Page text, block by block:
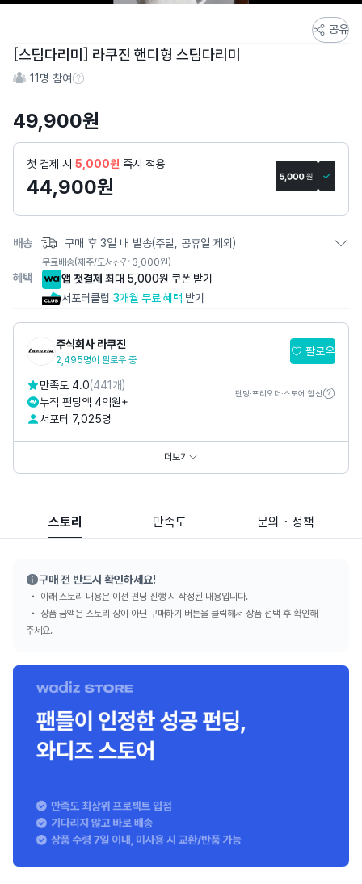
토
어
스
리
상
지
공유
[스팀다리미] 라쿠진 핸디형 스팀다리미
11명 참여참여 수 정보
49,900원
첫 결제 시 5,000원 즉시 적용
44,900원
배송 구매 후 3일 내 발송(주말, 공휴일 제외)
무료배송(제주/도서산간 3,000원)
혜택 앱 첫결제 최대 5,000원 쿠폰 받기
서포터클럽 3개월 무료 혜택 받기
주식회사 라쿠진
2,495명이 팔로우 중
팔로우
만족도 4.0(441개)
누적 펀딩액 4억원+
서포터 7,025명
펀딩·프리오더·스토어 합산
더보기
스토리 만족도 문의・정책
구매 전 반드시 확인하세요!
아래 스토리 내용은 이전 펀딩 진행 시 작성된 내용입니다.
상품 금액은 스토리 상이 아닌 구매하기 버튼을 클릭해서 상품 선택 후 확인해
주세요.